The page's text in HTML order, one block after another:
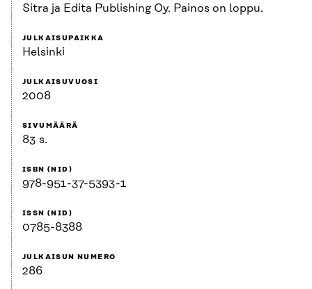
Sitra ja Edita Publishing Oy. Painos on loppu.
JULKAISUPAIKKA
Helsinki
JULKAISUVUOSI
2008
SIVUMÄÄRÄ
83 s.
ISBN (NID)
978-951-37-5393-1
ISSN (NID)
0785-8388
JULKAISUN NUMERO
286